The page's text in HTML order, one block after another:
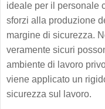
ideale per il personale
sforzi alla produzione
margine di sicurezza.
veramente sicuri
ambiente di lavoro
viene applicato un
sicurezza sul lavoro.